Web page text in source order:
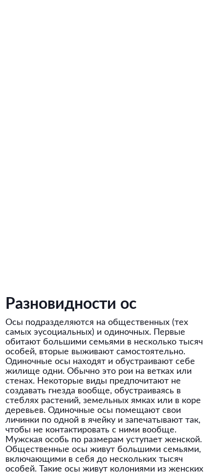
Разновидности ос
Осы подразделяются на общественных (тех
самых эусоциальных) и одиночных. Первые
обитают большими семьями в несколько тысяч
особей, вторые выживают самостоятельно.
Одиночные осы находят и обустраивают себе
жилище одни. Обычно это рои на ветках или
стенах. Некоторые виды предпочитают не
создавать гнезда вообще, обустраиваясь в
стеблях растений, земельных ямках или в коре
деревьев. Одиночные осы помещают свои
личинки по одной в ячейку и запечатывают так,
чтобы не контактировать с ними вообще.
Мужская особь по размерам уступает женской.
Общественные осы живут большими семьями,
включающими в себя до нескольких тысяч
особей. Такие осы живут колониями из женских